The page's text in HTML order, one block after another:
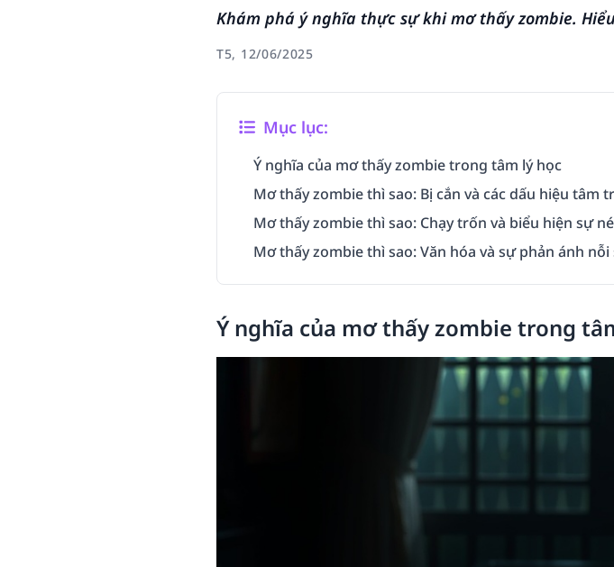
Khám phá ý nghĩa thực sự khi mơ thấy zombie.
T5, 12/06/2025
Mục lục:
Ý nghĩa của mơ thấy zombie trong tâm lý học
Mơ thấy zombie thì sao: Bị cắn và các dấu hiệu tâm
Mơ thấy zombie thì sao: Chạy trốn và biểu hiện sự
Mơ thấy zombie thì sao: Văn hóa và sự phản ánh nỗi
Ý nghĩa của mơ thấy zombie trong